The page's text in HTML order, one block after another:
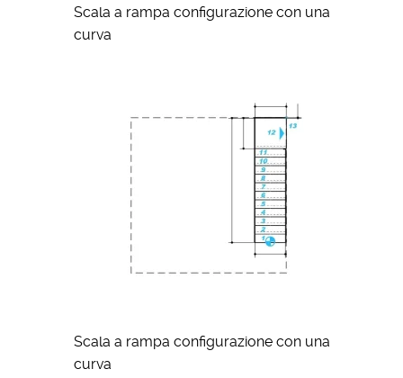
Scala a rampa configurazione con una
curva
Scala a rampa configurazione con una
curva